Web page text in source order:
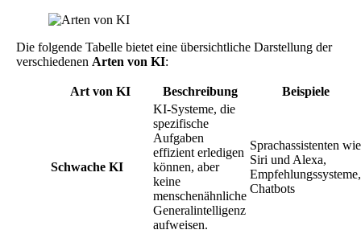
Die folgende Tabelle bietet eine übersichtliche Darstellung der
verschiedenen Arten von KI:
Art von KI Beschreibung Beispiele
Schwache KI
KI-Systeme, die
spezifische
Aufgaben
effizient erledigen
können, aber
keine
menschenähnliche
Generalintelligenz
aufweisen.
Sprachassistenten wie
Siri und Alexa,
Empfehlungssysteme,
Chatbots